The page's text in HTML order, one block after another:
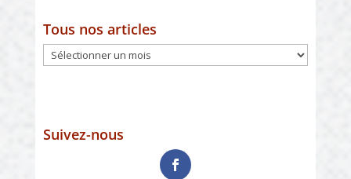
Tous nos articles
Tous
nos
Suivez-nous